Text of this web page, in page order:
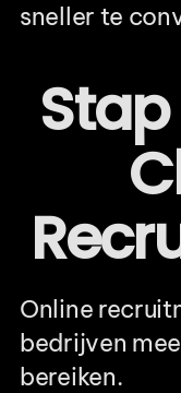
sneller te
Online
bedrijven
bereiken.